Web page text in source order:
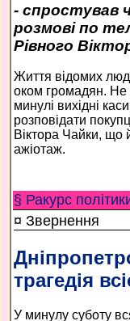
- спростував
розмові по
Рівного
Життя відомих
оком громадян. Не
минулі вихідні
розповідати
Віктора Чайки, що
ажіотаж.
§ Ракурс
¤ Звернення
трагедія
У минулу суботу